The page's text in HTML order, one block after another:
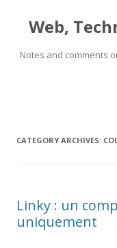
Web,
Notes and comments
CATEGORY ARCHIVES:
Linky : un
uniquement